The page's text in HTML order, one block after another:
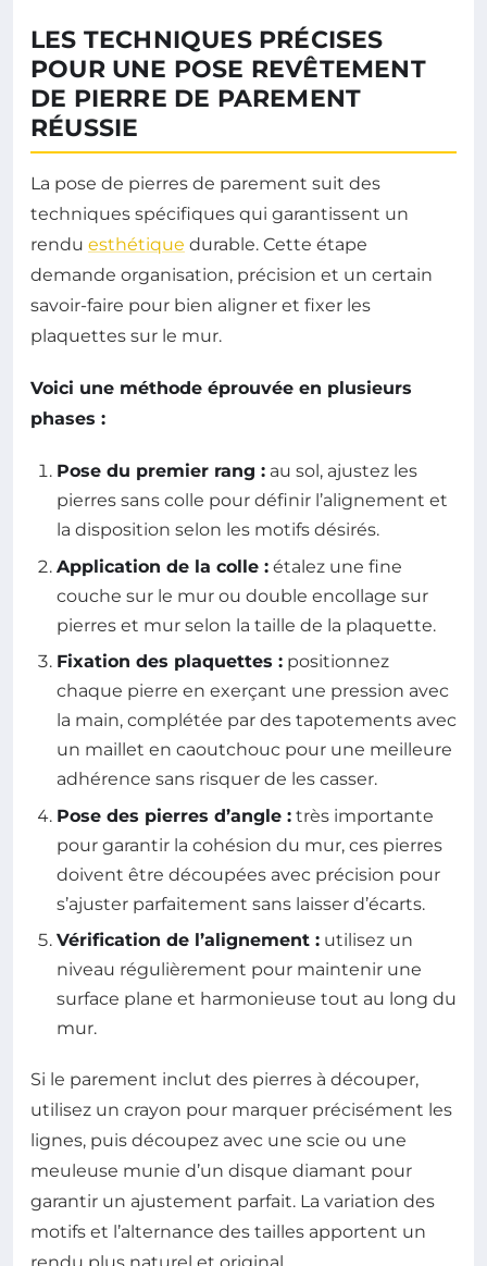
LES TECHNIQUES PRÉCISES
POUR UNE POSE REVÊTEMENT
DE PIERRE DE PAREMENT
RÉUSSIE
La pose de pierres de parement suit des
techniques spécifiques qui garantissent un
rendu esthétique durable. Cette étape
demande organisation, précision et un certain
savoir-faire pour bien aligner et fixer les
plaquettes sur le mur.
Voici une méthode éprouvée en plusieurs
phases :
Pose du premier rang : au sol, ajustez les
pierres sans colle pour définir l’alignement et
la disposition selon les motifs désirés.
Application de la colle : étalez une fine
couche sur le mur ou double encollage sur
pierres et mur selon la taille de la plaquette.
Fixation des plaquettes : positionnez
chaque pierre en exerçant une pression avec
la main, complétée par des tapotements avec
un maillet en caoutchouc pour une meilleure
adhérence sans risquer de les casser.
Pose des pierres d’angle : très importante
pour garantir la cohésion du mur, ces pierres
doivent être découpées avec précision pour
s’ajuster parfaitement sans laisser d’écarts.
Vérification de l’alignement : utilisez un
niveau régulièrement pour maintenir une
surface plane et harmonieuse tout au long du
mur.
Si le parement inclut des pierres à découper,
utilisez un crayon pour marquer précisément les
lignes, puis découpez avec une scie ou une
meuleuse munie d’un disque diamant pour
garantir un ajustement parfait. La variation des
motifs et l’alternance des tailles apportent un